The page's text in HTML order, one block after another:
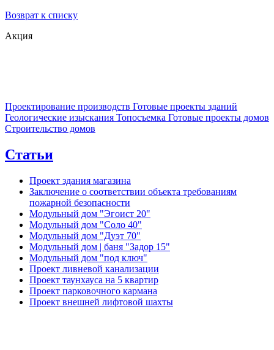
Возврат к списку
Акция
Проектирование производств Готовые проекты зданий
Геологические изыскания Топосъемка Готовые проекты домов
Строительство домов
Статьи
Проект здания магазина
Заключение о соответствии объекта требованиям
пожарной безопасности
Модульный дом "Эгоист 20"
Модульный дом "Соло 40"
Модульный дом "Дуэт 70"
Модульный дом | баня "Задор 15"
Модульный дом "под ключ"
Проект ливневой канализации
Проект таунхауса на 5 квартир
Проект парковочного кармана
Проект внешней лифтовой шахты